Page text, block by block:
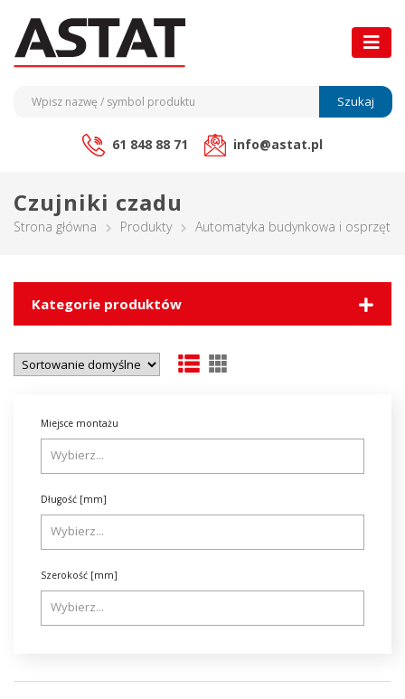
Szukaj
61 848 88 71 info@astat.pl
Czujniki czadu
Strona główna Produkty Automatyka budynkowa i osprzęt
Kategorie produktów
Miejsce montażu
Długość [mm]
Szerokość [mm]